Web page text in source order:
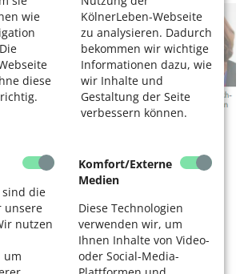
wie
diese
KölnerLeben-Webseite
zu analysieren. Dadurch
bekommen wir wichtige
Informationen dazu, wie
wir Inhalte und
Gestaltung der Seite
verbessern können.
sind die
unsere
nutzen
um
Komfort/Externe
Medien
Diese Technologien
verwenden wir, um
Ihnen Inhalte von Video-
oder Social-Media-
sind Hedwig Drießen (Sprecherin),
Sprecherin),Jens Spitzer, Irene
gewählt worden.